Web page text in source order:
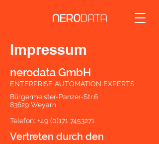
Impressum
nerodata GmbH
ENTERPRISE AUTOMATION EXPERTS
Bürgermeister-Panzer-Str.6
83629 Weyarn
Telefon: +49 (0)171 7453271
Vertreten durch den